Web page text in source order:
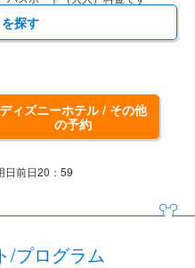
探す
ディズニーホテル / その他
の予約
日前日20：59
/プログラム